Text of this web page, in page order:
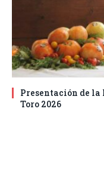
Presentación de la
Toro 2026